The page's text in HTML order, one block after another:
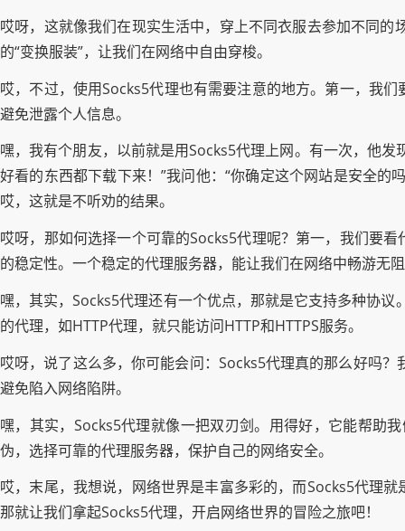
哎呀，这就像我们在现实生活中，穿上不同衣服去参加不同
的“变换服装”，让我们在网络中自由穿梭。
哎，不过，使用Socks5代理也有需要注意的地方。第一，我
避免泄露个人信息。
嘿，我有个朋友，以前就是用Socks5代理上网。有一次，他
好看的东西都下载下来！”我问他：“你确定这个网站是安全的
哎，这就是不听劝的结果。
哎呀，那如何选择一个可靠的Socks5代理呢？第一，我们要
的稳定性。一个稳定的代理服务器，能让我们在网络中畅游无
嘿，其实，Socks5代理还有一个优点，那就是它支持多种协
的代理，如HTTP代理，就只能访问HTTP和HTTPS服务。
哎呀，说了这么多，你可能会问：Socks5代理真的那么好吗
避免陷入网络陷阱。
嘿，其实，Socks5代理就像一把双刃剑。用得好，它能帮助
伪，选择可靠的代理服务器，保护自己的网络安全。
哎，末尾，我想说，网络世界是丰富多彩的，而Socks5代理
那就让我们拿起Socks5代理，开启网络世界的冒险之旅吧！